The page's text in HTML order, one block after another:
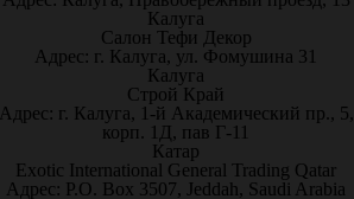
Калуга
Салон Тефи Декор
Адрес: г. Калуга, ул. Фомушина 31
Калуга
Строй Край
г. Калуга, 1-й Академический пр., 5,
корп. 1Д, пав Г-11
Катар
Exotic International General Trading Qatar
Адрес: P.O. Box 3507, Jeddah, Saudi Arabia